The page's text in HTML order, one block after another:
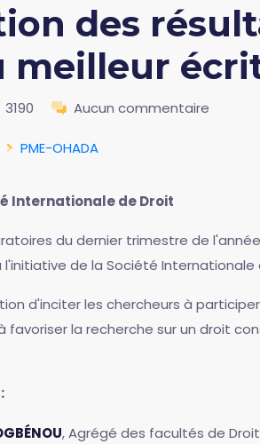
des
meilleur
3190 Aucun commentaire
PME-OHADA
Internationale de Droit
du dernier trimestre de
l'initiative de la Société Internationale
d'inciter les chercheurs à
favoriser la recherche sur un droit
, Agrégé des facultés de